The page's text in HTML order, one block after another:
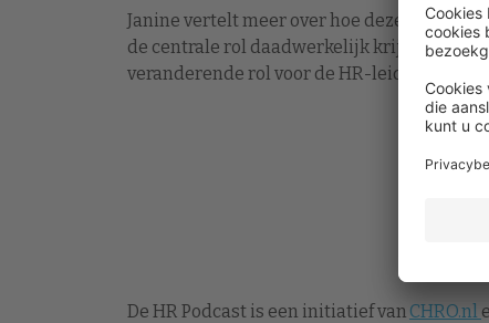
Janine vertelt meer over hoe deze
de centrale rol daadwerkelijk krijgen en
veranderende rol voor de HR-leider.
De HR Podcast is een initiatief van CHRO.nl